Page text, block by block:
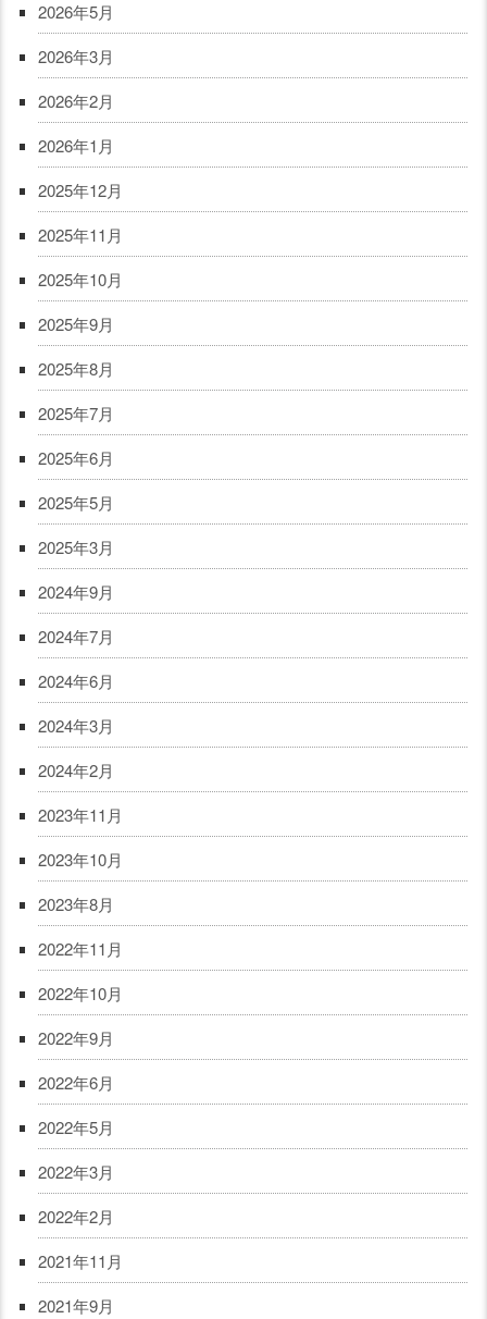
2026年5月
2026年3月
2026年2月
2026年1月
2025年12月
2025年11月
2025年10月
2025年9月
2025年8月
2025年7月
2025年6月
2025年5月
2025年3月
2024年9月
2024年7月
2024年6月
2024年3月
2024年2月
2023年11月
2023年10月
2023年8月
2022年11月
2022年10月
2022年9月
2022年6月
2022年5月
2022年3月
2022年2月
2021年11月
2021年9月